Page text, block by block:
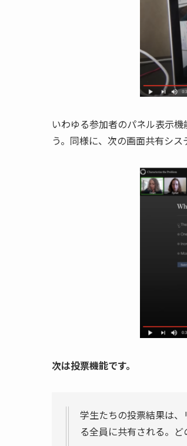
いわゆる参加者のパネル表示
う。同様に、次の画面共有シス
次は投票機能です。
学生たちの投票結果は
る全員に共有される。